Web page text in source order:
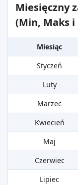
Miesięczny
(Min, Maks i
Miesiąc
Styczeń
Luty
Marzec
Kwiecień
Maj
Czerwiec
Lipiec